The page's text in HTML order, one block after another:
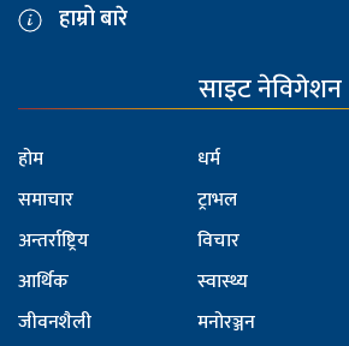
हाम्रो बारे
साइट नेविगेशन
होम
समाचार
अन्तर्राष्ट्रिय
आर्थिक
जीवनशैली
धर्म
ट्राभल
विचार
स्वास्थ्य
मनोरञ्जन